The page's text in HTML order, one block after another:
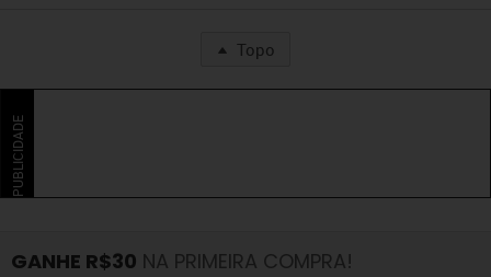
Topo
PUBLICIDADE
GANHE R$30 NA PRIMEIRA COMPRA!